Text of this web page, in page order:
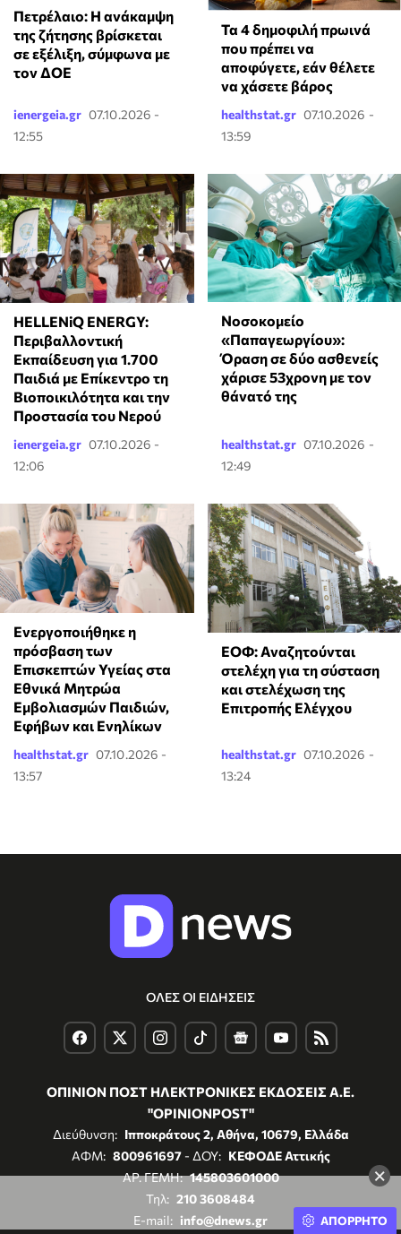
×
Πετρέλαιο: Η ανάκαμψη
της ζήτησης βρίσκεται
σε εξέλιξη, σύμφωνα με
τον ΔΟΕ
ienergeia.gr 07.10.2026 -
12:55
Τα 4 δημοφιλή πρωινά
που πρέπει να
αποφύγετε, εάν θέλετε
να χάσετε βάρος
healthstat.gr 07.10.2026 -
13:59
HELLENiQ ENERGY:
Περιβαλλοντική
Εκπαίδευση για 1.700
Παιδιά με Επίκεντρο τη
Βιοποικιλότητα και την
Προστασία του Νερού
ienergeia.gr 07.10.2026 -
12:06
Νοσοκομείο
«Παπαγεωργίου»:
Όραση σε δύο ασθενείς
χάρισε 53χρονη με τον
θάνατό της
healthstat.gr 07.10.2026 -
12:49
Ενεργοποιήθηκε η
πρόσβαση των
Επισκεπτών Υγείας στα
Εθνικά Μητρώα
Εμβολιασμών Παιδιών,
Εφήβων και Ενηλίκων
healthstat.gr 07.10.2026 -
13:57
ΕΟΦ: Αναζητούνται
στελέχη για τη σύσταση
και στελέχωση της
Επιτροπής Ελέγχου
healthstat.gr 07.10.2026 -
13:24
ΟΛΕΣ ΟΙ ΕΙΔΗΣΕΙΣ
ΟΠΙΝΙΟΝ ΠΟΣΤ ΗΛΕΚΤΡΟΝΙΚΕΣ ΕΚΔΟΣΕΙΣ Α.Ε.
"OPINIONPOST"
Διεύθυνση: Ιπποκράτους 2, Αθήνα, 10679, Ελλάδα
ΑΦΜ: 800961697- ΔΟΥ: ΚΕΦΟΔΕ Αττικής
ΑΡ. ΓΕΜΗ: 145803601000
Τηλ: 210 3608484
E-mail: info@dnews.gr ΑΠΟΡΡΗΤΟ